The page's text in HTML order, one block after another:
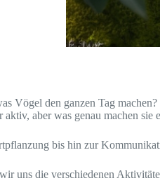
Vögel den ganzen Tag
aber was genau machen sie
bis hin zur
uns die verschiedenen